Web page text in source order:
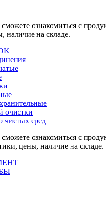
ознакомиться с
наличие на складе.
очистки
чистых сред
ознакомиться с
цены, наличие на складе.